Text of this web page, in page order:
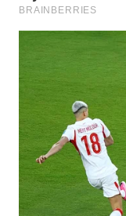
TANI
ADVOKAT
WAHANA
INFRASTRUKTUR
WAHANA
KONSUMEN